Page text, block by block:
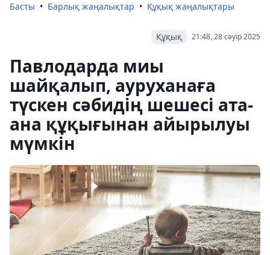
Басты Барлық жаңалықтар Құқық жаңалықтары
21:48, 28 сәуір 2025
Құқық
Павлодарда миы
шайқалып, ауруханаға
түскен сәбидің шешесі ата-
ана құқығынан айырылуы
мүмкін